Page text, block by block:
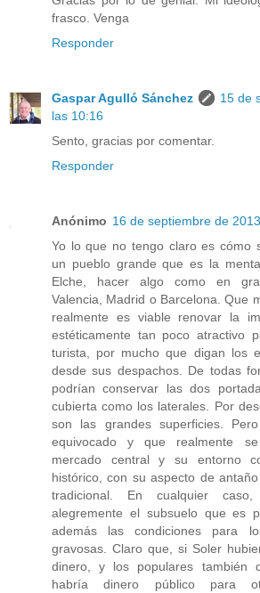
frasco. Venga
Responder
Gaspar Agulló Sánchez
15 de
las 10:16
Sento, gracias por comentar.
Responder
Anónimo 16 de septiembre de
Yo lo que no tengo claro es cómo
un pueblo grande que es la
Elche, hacer algo como en
Valencia, Madrid o Barcelona. Que
realmente es viable renovar la
estéticamente tan poco atractivo
turista, por mucho que digan los
desde sus despachos. De todas
podrían conservar las dos
cubierta como los laterales. Por
son las grandes superficies.
equivocado y que realmente
mercado central y su entorno
histórico, con su aspecto de
tradicional. En cualquier
alegremente el subsuelo que es
además las condiciones para
gravosas. Claro que, si Soler
dinero, y los populares también
habría dinero público para